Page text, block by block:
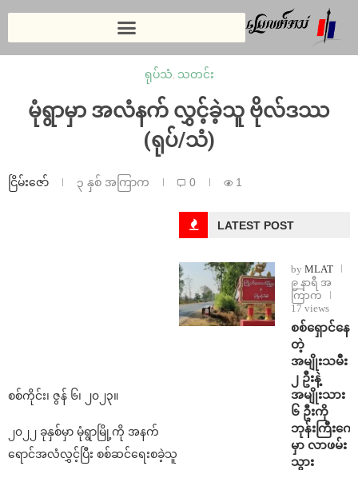
ရုပ်သံ, သတင်း
မုံရွာမှာ အလံနက် လွှင့်ခဲ့သူ ဗိုလ်ဒဿ
(ရုပ်/သံ)
ငြိမ်းဇော် ၃ နှစ် အကြာက 0 1
စစ်ကိုင်း၊ ဇွန် ၆၊ ၂၀၂၃။
၂၀၂၂ ခုနှစ်မှာ မုံရွာမြို့ကို အနက်
ရောင်အလံလွှင့်ပြီး စစ်ဆင်ရေးစခဲ့သူ
LATEST POST
by MLAT
၉ နာရီ အ
ကြာက
17 views
⁨စစ်ရှောင်နေ
တဲ့
အမျိုးသမီး
၂ ဦးနဲ့
အမျိုးသား
၆ ဦးကို
ဘုန်းကြီးကျ
မှာ လာဖမ်း
သွား